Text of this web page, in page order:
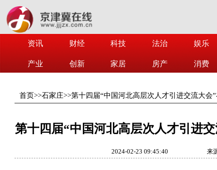
资讯 财经 科技 法治 娱乐
产业 创新 家居 房产 消费
首页>>石家庄>>第十四届“中国河北高层次人才引进交流大会
第十四届“中国河北高层次人才引进
2024-02-23 09:45:40 来